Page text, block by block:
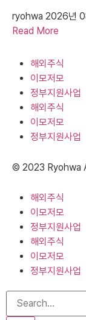
ryohwa 2026년
Read More
해외주식
이모저모
정부지원사업
해외주식
이모저모
정부지원사업
© 2023 Ryohwa
해외주식
이모저모
정부지원사업
해외주식
이모저모
정부지원사업